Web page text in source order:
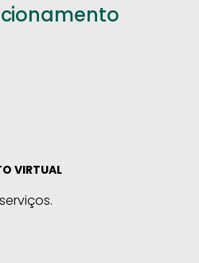
VIRTUAL